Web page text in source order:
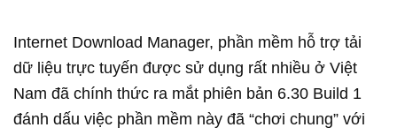
Internet Download Manager, phần mềm hỗ trợ tải
dữ liệu trực tuyến được sử dụng rất nhiều ở Việt
Nam đã chính thức ra mắt phiên bản 6.30 Build 1
đánh dấu việc phần mềm này đã “chơi chung” với